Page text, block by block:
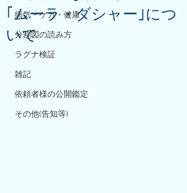
病気・ケガ・健康
分割図の読み方
ラグナ検証
雑記
依頼者様の公開鑑定
その他(告知等)
｢ムーラ・ダシャー｣につ
いて